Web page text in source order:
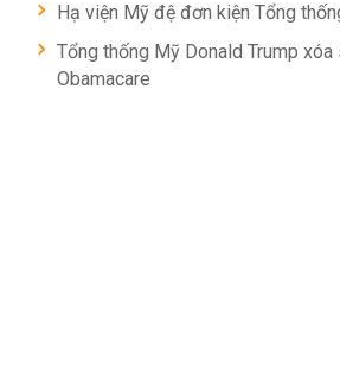
Hạ viện Mỹ đệ đơn kiện Tổng
Tổng thống Mỹ Donald Trump
Obamacare